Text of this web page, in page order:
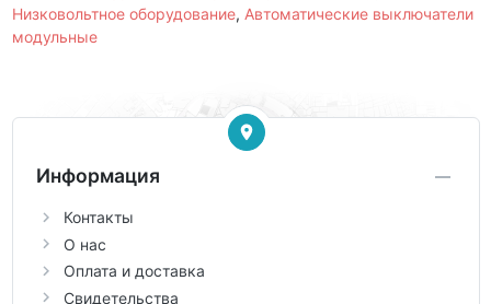
Низковольтное оборудование, Автоматические выключатели
модульные
Информация
Контакты
О нас
Оплата и доставка
Свидетельства